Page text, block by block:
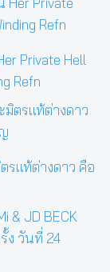
Private Hell
Refn
รแท้ต่างดาว คือ